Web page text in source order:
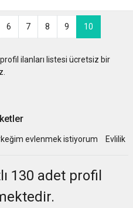
6 7 8 9 10
ilanları listesi ücretsiz bir
evlenmek istiyorum Evlilik
130 adet profil